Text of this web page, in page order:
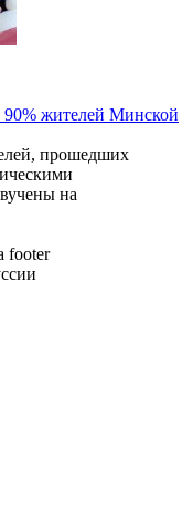
90% жителей Минской
прошедших
на